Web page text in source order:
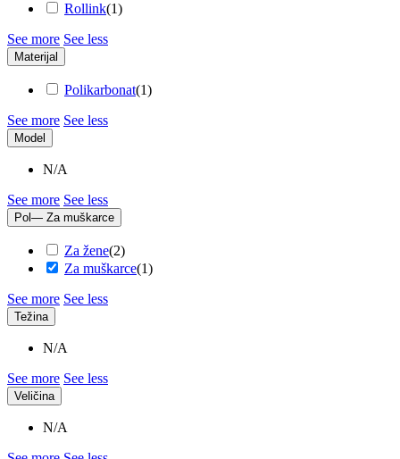
Rollink(1)
See more See less
Materijal
Polikarbonat(1)
See more See less
Model
N/A
See more See less
Pol — Za muškarce
Za žene(2)
Za muškarce(1)
See more See less
Težina
N/A
See more See less
Veličina
N/A